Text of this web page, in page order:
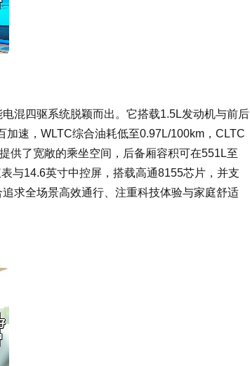
混四驱系统脱颖而出。它搭载1.5L发动机与前后
速，WLTC综合油耗低至0.97L/100km，CLTC
供了宽敞的乘坐空间，后备厢容积可在551L至
与14.6英寸中控屏，搭载高通8155芯片，并支
求全场景高效通行、注重科技体验与家庭舒适